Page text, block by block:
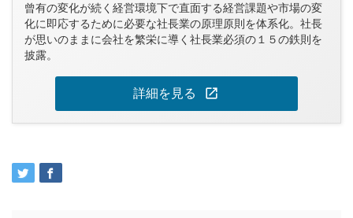
曾有の変化が続く経営環境下で直面する経営課題や市場の変
化に即応するために必要な社長業の原理原則を体系化。社長
が思いのままに会社を繁栄に導く社長業必須の１５の鉄則を
披露。
詳細を見る open_in_new